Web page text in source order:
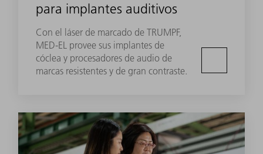
para implantes auditivos
Con el láser de marcado de TRUMPF,
MED-EL provee sus implantes de
cóclea y procesadores de audio de
marcas resistentes y de gran contraste.